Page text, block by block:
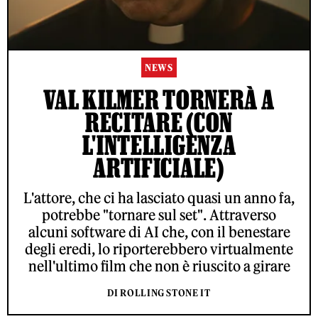
NEWS
VAL KILMER TORNERÀ A
RECITARE (CON
L'INTELLIGENZA
ARTIFICIALE)
L'attore, che ci ha lasciato quasi un anno fa,
potrebbe "tornare sul set". Attraverso
alcuni software di AI che, con il benestare
degli eredi, lo riporterebbero virtualmente
nell'ultimo film che non è riuscito a girare
DI ROLLING STONE IT